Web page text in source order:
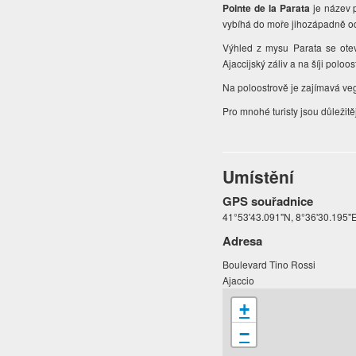
Pointe de la Parata je název
vybíhá do moře jihozápadně
Výhled z mysu Parata se
Ajaccijský záliv a na šíji
Na poloostrově je zajímavá
Pro mnohé turisty jsou
Umístění
GPS souřadnice
41°53'43.091"N,
Adresa
Boulevard Tino Rossi
Ajaccio
+
−